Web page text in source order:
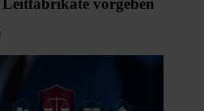
vorgeben